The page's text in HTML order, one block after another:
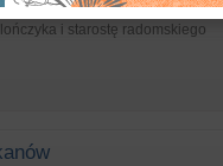
ul. Żeromskiego 6/8 został
i starostę radomskiego